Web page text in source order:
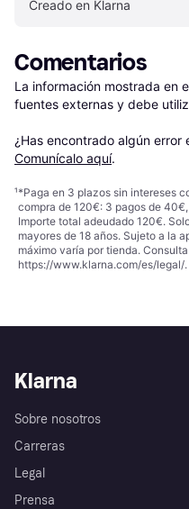
Creado en Klarna
Comentarios
La información mostrada en
fuentes externas y debe
¿Has encontrado algún error
Comunícalo aquí.
¹*Paga en 3 plazos sin intereses
compra de 120€: 3 pagos de 40€,
Importe total adeudado 120€.
mayores de 18 años. Sujeto a la
máximo varía por tienda.
https://www.klarna.com/es/legal/.
Klarna
Sobre nosotros
Carreras
Legal
Prensa